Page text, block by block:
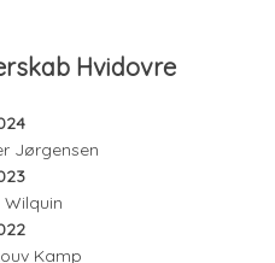
Hvidovre
Jørgensen
Kamp